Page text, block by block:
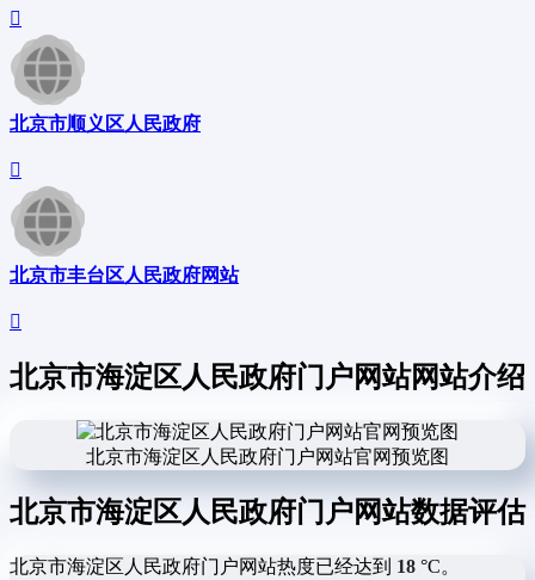
北京市顺义区人民政府
北京市丰台区人民政府网站
北京市海淀区人民政府门户网站网站介绍
北京市海淀区人民政府门户网站官网预览图
北京市海淀区人民政府门户网站数据评估
北京市海淀区人民政府门户网站热度已经达到 18 °C。